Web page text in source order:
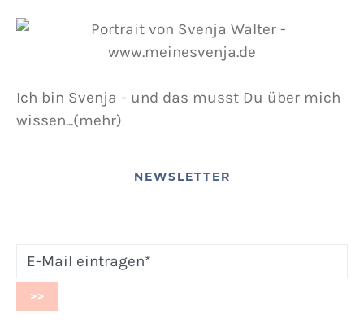
Ich bin Svenja - und das musst Du über mich
wissen...(mehr)
NEWSLETTER